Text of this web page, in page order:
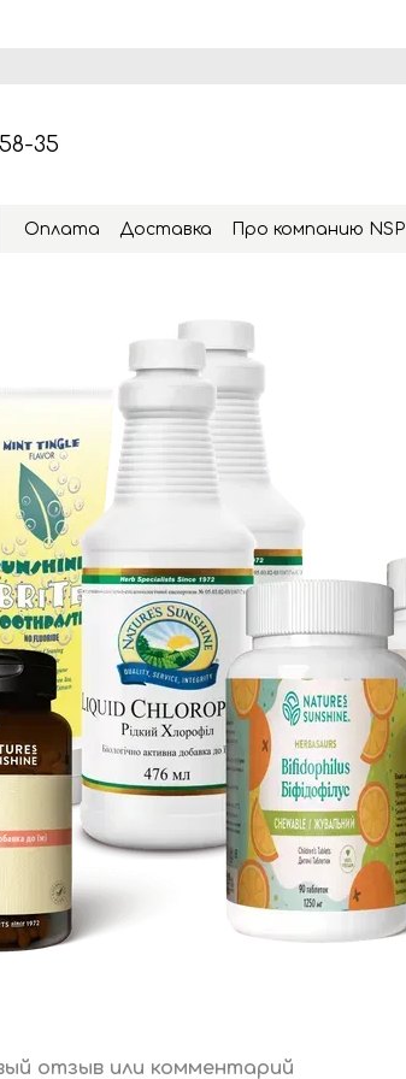
35
Оплата Доставка Про компанию NSP
отзыв или комментарий